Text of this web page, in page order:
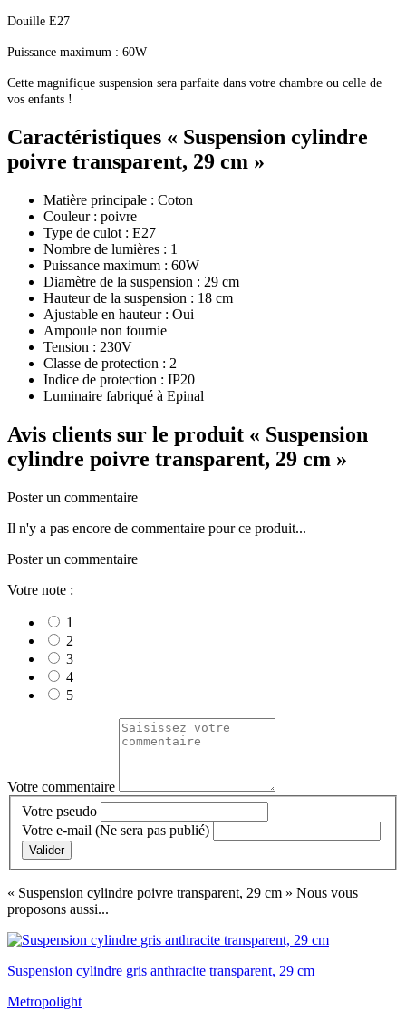
Douille E27
Puissance maximum : 60W
Cette magnifique suspension sera parfaite dans votre chambre ou celle de
vos enfants !
Caractéristiques « Suspension cylindre
poivre transparent, 29 cm »
Matière principale : Coton
Couleur : poivre
Type de culot : E27
Nombre de lumières : 1
Puissance maximum : 60W
Diamètre de la suspension : 29 cm
Hauteur de la suspension : 18 cm
Ajustable en hauteur : Oui
Ampoule non fournie
Tension : 230V
Classe de protection : 2
Indice de protection : IP20
Luminaire fabriqué à Epinal
Avis clients sur le produit « Suspension
cylindre poivre transparent, 29 cm »
Poster un commentaire
Il n'y a pas encore de commentaire pour ce produit...
Poster un commentaire
Votre note :
1
2
3
4
5
Votre commentaire
Votre pseudo
Votre e-mail (Ne sera pas publié)
Valider
« Suspension cylindre poivre transparent, 29 cm » Nous vous
proposons aussi...
Suspension cylindre gris anthracite transparent, 29 cm
Metropolight